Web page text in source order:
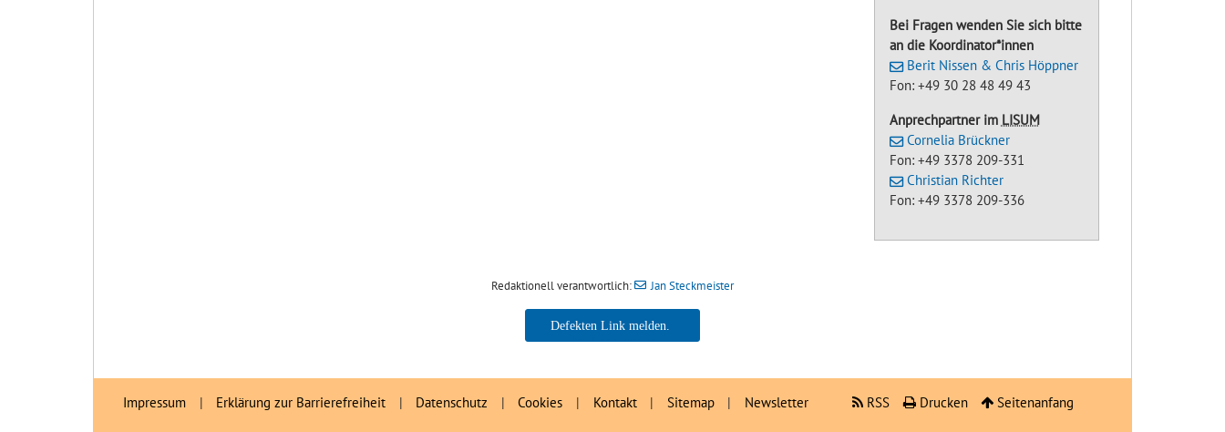
Bei Fragen wenden Sie sich bitte
an die Koordinator*innen
Berit Nissen & Chris Höppner
Fon: +49 30 28 48 49 43
Anprechpartner im LISUM
Cornelia Brückner
Fon: +49 3378 209-331
Christian Richter
Fon: +49 3378 209-336
Redaktionell verantwortlich: Jan Steckmeister
Jan Steckmeister
Impressum | Erklärung zur Barrierefreiheit | Datenschutz | Cookies | Kontakt | Sitemap | Newsletter RSS Drucken Seitenanfang